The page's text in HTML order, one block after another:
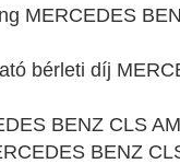
MERCEDES
bérleti díj
BENZ CLS
BENZ